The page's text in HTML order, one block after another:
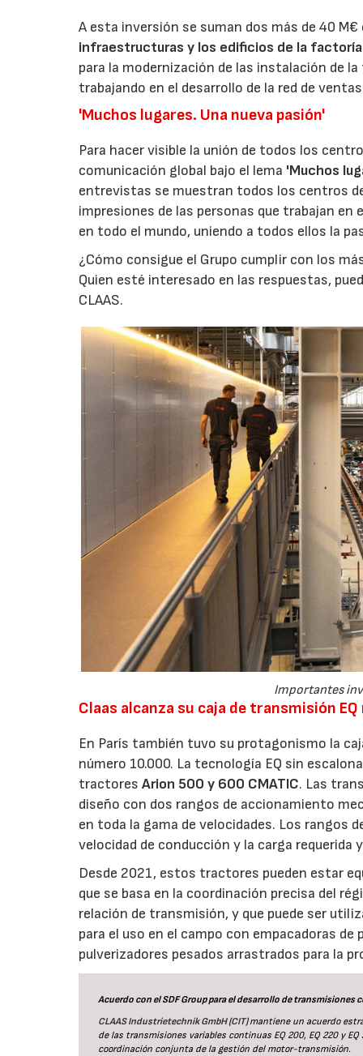
A esta inversión se suman dos más de 40 M€
infraestructuras y los edificios de la
para la modernización de las instalación de
trabajando en el desarrollo de la red de
'Muchos lugares. Una nueva pasión'
Para hacer visible la unión de todos los
comunicación global bajo el lema 'Muchos
entrevistas se muestran todos los centros
impresiones de las personas que trabajan
en todo el mundo, uniendo a todos ellos la
¿Cómo consigue el Grupo cumplir con los
Quien esté interesado en las respuestas,
CLAAS.
Importantes
Claas alcanza su caja de transmisión
En París también tuvo su protagonismo la
número 10.000. La tecnología EQ sin
tractoresArion 500 y 600 CMATIC. Las
diseño con dos rangos de accionamiento
en toda la gama de velocidades. Los rangos
velocidad de conducción y la carga
Desde 2021, estos tractores pueden estar
que se basa en la coordinación precisa del
relación de transmisión, y que puede ser
para el uso en el campo con empacadoras
pulverizadores pesados arrastrados para la
Acuerdo con el SDF Group para el desarrollo de transmisiones
CLAAS Industrietechnik GmbH (CIT)mantiene un acuerdo
de las transmisiones variables continuas EQ 200, EQ 220 y
coordinación conjunta de la gestión del motor-transmisión.